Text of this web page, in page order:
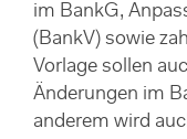
im BankG,
(BankV) sowie
Vorlage sollen
Änderungen im
anderem wird